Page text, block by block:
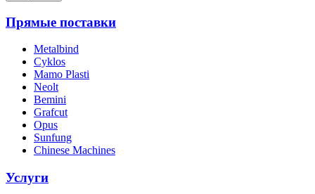
Прямые поставки
Metalbind
Cyklos
Mamo Plasti
Neolt
Bemini
Grafcut
Opus
Sunfung
Chinese Machines
Услуги